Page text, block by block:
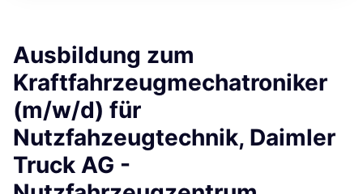
Ausbildung zum
Kraftfahrzeugmechatroniker
(m/w/d) für
Nutzfahzeugtechnik, Daimler
Truck AG -